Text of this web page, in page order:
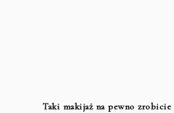
Taki makijaż na pewno zrobicie